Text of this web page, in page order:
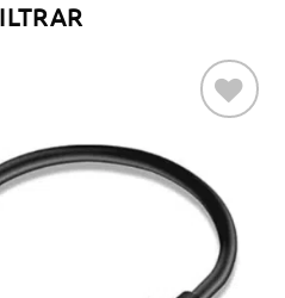
aos meus
desejos